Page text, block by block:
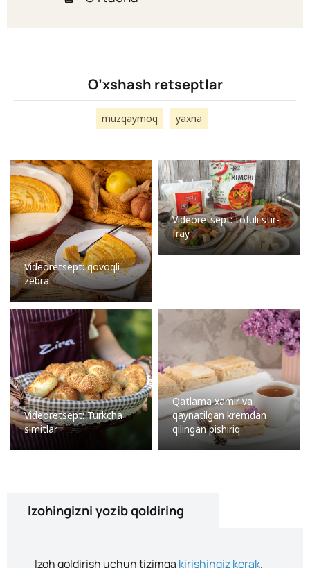
O’xshash retseptlar
muzqaymoq yaxna
Videoretsept: qovoqli
zebra
Videoretsept: tofuli stir-
fray
Videoretsept: Turkcha
simitlar
Qatlama xamir va
qaynatilgan kremdan
qilingan pishiriq
Izohingizni yozib qoldiring
Izoh qoldirish uchun tizimga kirishingiz kerak.